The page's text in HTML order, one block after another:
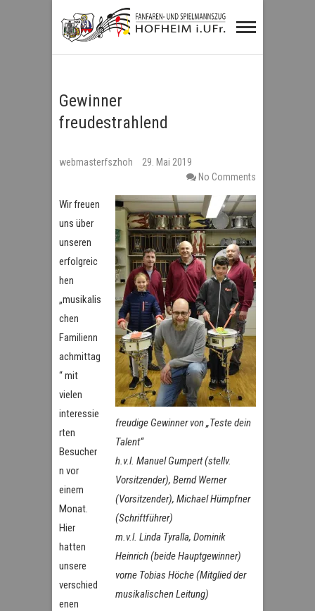
Fanfaren- und
Spielmannszug
Gewinner
freudestrahlend
webmasterfszhoh
29. Mai 2019
No Comments
freudige Gewinner von „Teste dein
Talent“
h.v.l. Manuel Gumpert (stellv.
Vorsitzender), Bernd Werner
(Vorsitzender), Michael Hümpfner
(Schriftführer)
m.v.l. Linda Tyralla, Dominik
Heinrich (beide Hauptgewinner)
vorne Tobias Höche (Mitglied der
musikalischen Leitung)
Wir freuen
uns über
unseren
erfolgreic
hen
„musikalis
chen
Familienn
achmittag
“ mit
vielen
interessie
rten
Besucher
n vor
einem
Monat.
Hier
hatten
unsere
verschied
enen